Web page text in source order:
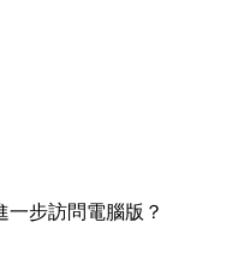
步訪問電腦版？